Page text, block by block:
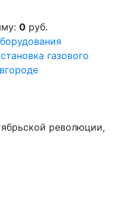
0 руб.
революции,